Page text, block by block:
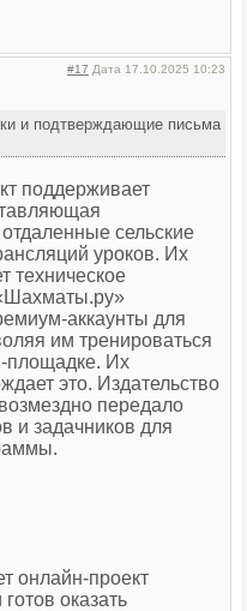
#17 Дата 17.10.2025 10:23
и подтверждающие письма
поддерживает
сельские
уроков. Их
техническое
аккаунты для
им тренироваться
площадке. Их
это. Издательство
передало
и задачников для
онлайн-проект
оказать